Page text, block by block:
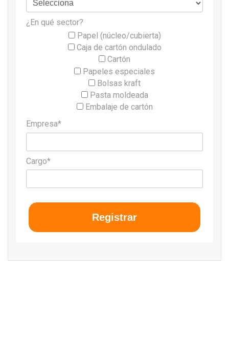
¿En qué sector?
Papel (núcleo/cubierta)
Caja de cartón ondulado
Cartón
Papeles especiales
Bolsas kraft
Pasta moldeada
Embalaje de cartón
Empresa*
Cargo*
Registrar